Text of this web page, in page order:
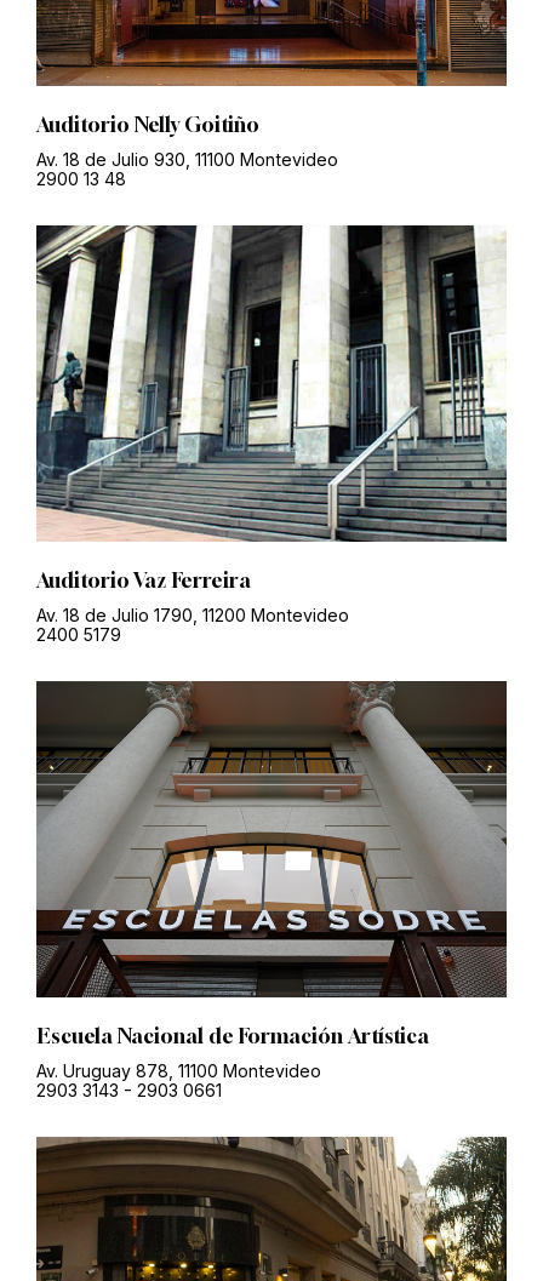
Auditorio Nelly Goitiño
Av. 18 de Julio 930, 11100 Montevideo
2900 13 48
Auditorio Vaz Ferreira
Av. 18 de Julio 1790, 11200 Montevideo
2400 5179
Escuela Nacional de Formación Artística
Av. Uruguay 878, 11100 Montevideo
2903 3143 - 2903 0661